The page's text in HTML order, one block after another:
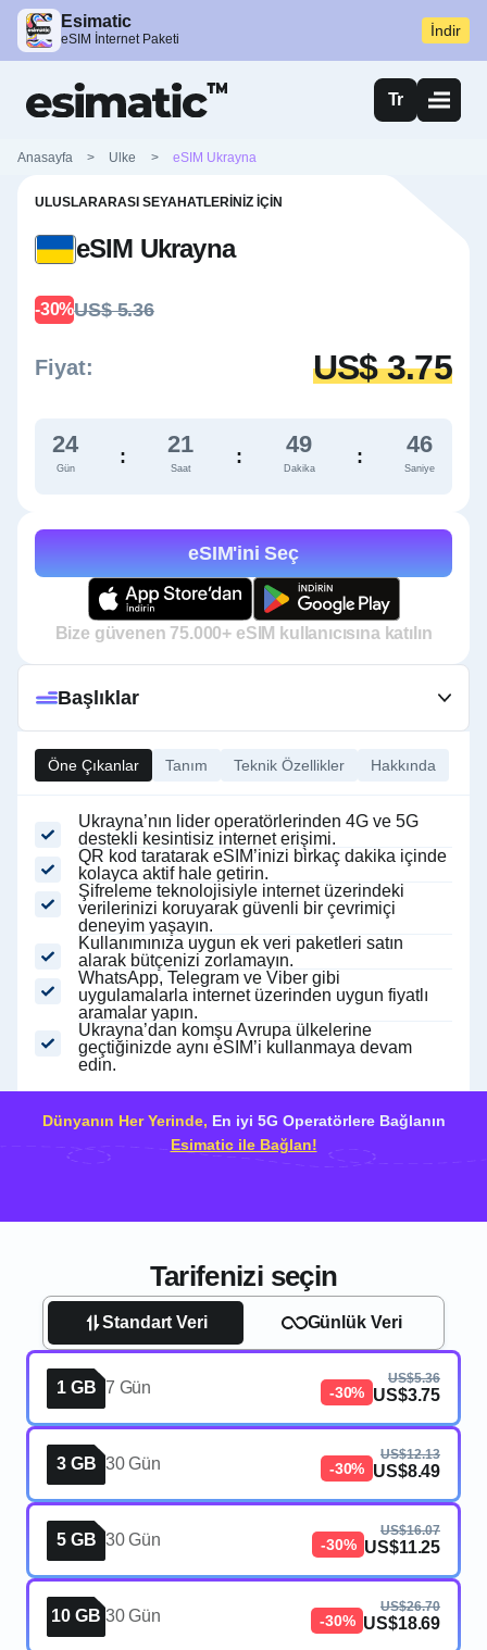
Esimatic
eSIM İnternet Paketi İndir
Tr
Anasayfa > Ulke > eSIM Ukrayna
ULUSLARARASI SEYAHATLERINIZ İÇIN
eSIM Ukrayna
-30%US$ 5.36
Fiyat: US$ 3.75
24
Gün
: 21
Saat
: 49
Dakika
: 45
Saniye
eSIM'ini Seç
Bize güvenen 75.000+ eSIM kullanıcısına katılın
Öne Çıkanlar Tanım Teknik Özellikler Hakkında
Ukrayna’nın lider operatörlerinden 4G ve 5G
destekli kesintisiz internet erişimi.
QR kod taratarak eSIM’inizi birkaç dakika içinde
kolayca aktif hale getirin.
Şifreleme teknolojisiyle internet üzerindeki
verilerinizi koruyarak güvenli bir çevrimiçi
deneyim yaşayın.
Kullanımınıza uygun ek veri paketleri satın
alarak bütçenizi zorlamayın.
WhatsApp, Telegram ve Viber gibi
uygulamalarla internet üzerinden uygun fiyatlı
aramalar yapın.
Ukrayna’dan komşu Avrupa ülkelerine
geçtiğinizde aynı eSIM’i kullanmaya devam
edin.
Başlıklar
Dünyanın Her Yerinde, En iyi 5G Operatörlere Bağlanın
Esimatic ile Bağlan!
Tarifenizi seçin
Standart Veri Günlük Veri
1 GB 7 Gün -30%
US$5.36
US$3.75
3 GB 30 Gün -30%
US$12.13
US$8.49
5 GB 30 Gün -30%
US$16.07
US$11.25
10 GB 30 Gün -30%
US$26.70
US$18.69